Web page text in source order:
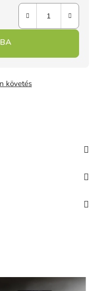
követés